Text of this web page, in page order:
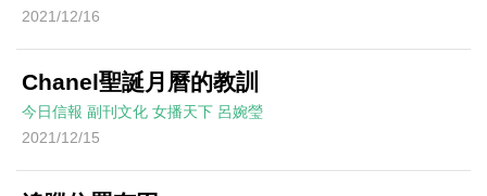
2021/12/16
Chanel聖誕月曆的教訓
今日信報 副刊文化 女播天下 呂婉瑩
2021/12/15